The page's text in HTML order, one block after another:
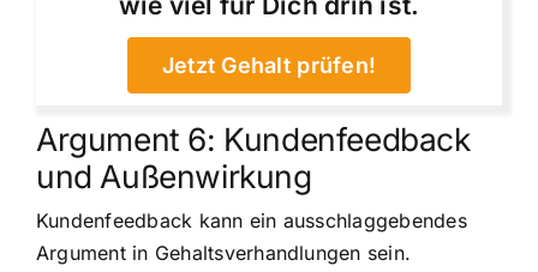
Jetzt Gehalt prüfen!
Argument 6: Kundenfeedback
und Außenwirkung
Kundenfeedback kann ein ausschlaggebendes
Argument in Gehaltsverhandlungen sein.